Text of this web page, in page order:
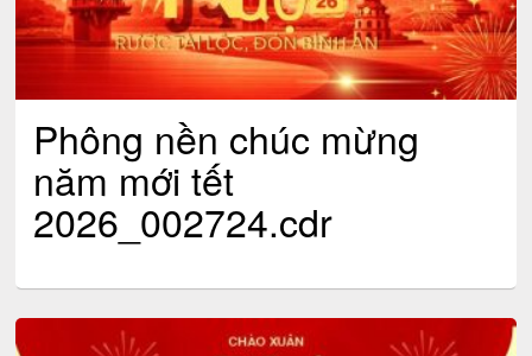
Phông nền chúc mừng
năm mới tết
2026_002724.cdr